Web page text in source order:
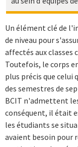
Un élément clé de
de niveau pour
affectés aux classes
Toutefois, le corps
plus précis que celui
des semestres de
BCIT n'admettent
conséquent, il était
les étudiants se
avaient besoin pour